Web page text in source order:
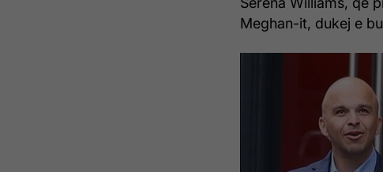
Meghan-it, dukej e